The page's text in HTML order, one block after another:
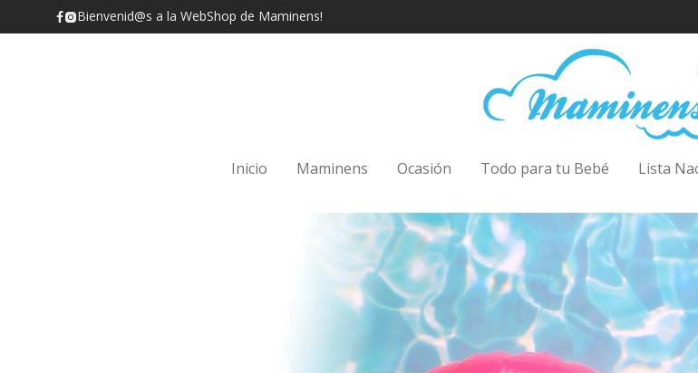
Bienvenid@s a la WebShop de Maminens!
Inicio Maminens Ocasión Todo para tu Bebé Lista